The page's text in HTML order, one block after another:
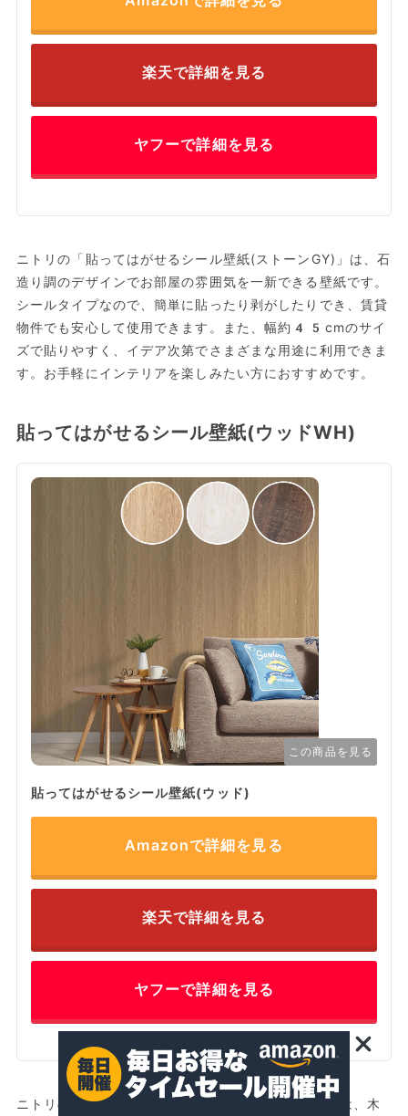
楽天で詳細を見る
ヤフーで詳細を見る
ニトリの「貼ってはがせるシール壁紙(ストーンGY)」は、石
造り調のデザインでお部屋の雰囲気を一新できる壁紙です。
シールタイプなので、簡単に貼ったり剥がしたりでき、賃貸
物件でも安心して使用できます。また、幅約45cmのサイ
ズで貼りやすく、イデア次第でさまざまな用途に利用できま
す。お手軽にインテリアを楽しみたい方におすすめです。
貼ってはがせるシール壁紙(ウッドWH)
この商品を見る
貼ってはがせるシール壁紙(ウッド)
Amazonで詳細を見る
楽天で詳細を見る
ヤフーで詳細を見る
ニトリの「貼ってはがせるシール壁紙(ウッドWH)」は、木